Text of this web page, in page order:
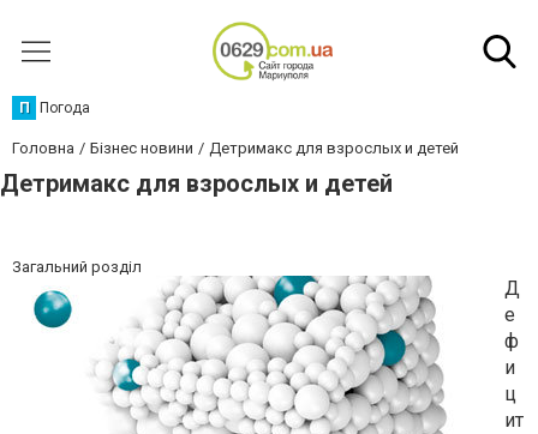
П Погода
Головна Бізнес новини Детримакс для взрослых и детей
Детримакс для взрослых и детей
Загальний розділ
Д
е
ф
и
ц
ит